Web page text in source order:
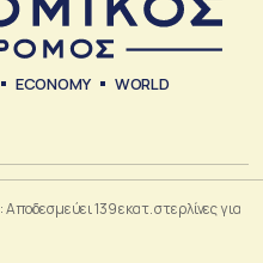
ECONOMY WORLD
Aποδεσμεύει 139 εκατ. στερλίνες για